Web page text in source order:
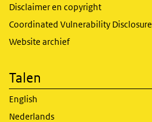
Disclaimer en copyright
Coordinated Vulnerability Disclosure
Website archief
Talen
English
Nederlands